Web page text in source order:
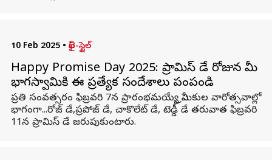
10 Feb 2025 • లైఫ్-స్టైల్
Happy Promise Day 2025: ప్రామిస్ డే రోజున మీ
భాగస్వామికి ఈ ప్రత్యేక సందేశాలు పంపండి
ప్రతి సంవత్సరం ఫిబ్రవరి 7న ప్రారంభమయ్యే ప్రేమికుల వారోత్సవాల్లో
భాగంగా...రోజ్ డే,ప్రపోజ్ డే, చాకొలేట్ డే, టెడ్డీ డే తరువాత ఫిబ్రవరి
11న ప్రామిస్ డే జరుపుకుంటారు.